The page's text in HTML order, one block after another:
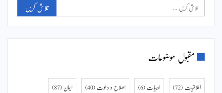
مقبول موضوعات
اخلاقیات (72) ادبیات (6) اصلاح و دعوت (40) ایمان (87)